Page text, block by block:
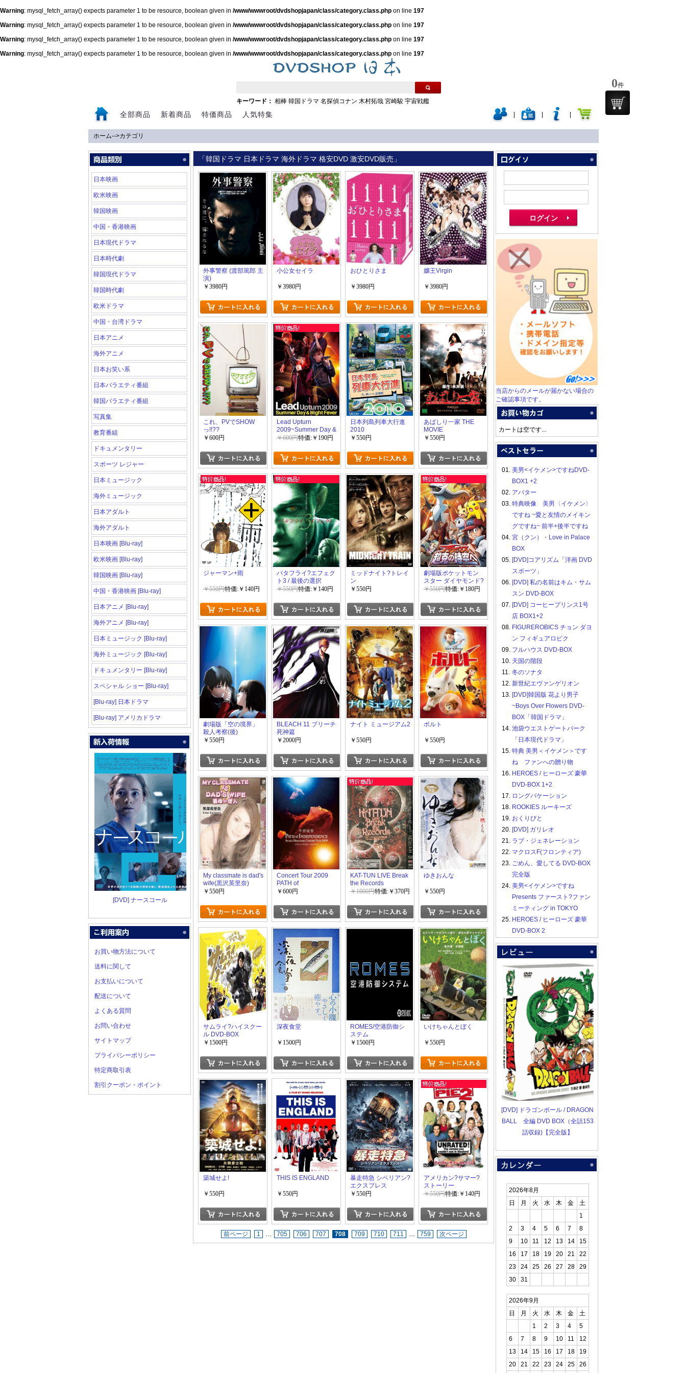
Warning: mysql_fetch_array() expects parameter 1 to be resource, boolean given in /www/wwwroot/dvdshopjapan/class/category.class.php on line 197
Warning: mysql_fetch_array() expects parameter 1 to be resource, boolean given in /www/wwwroot/dvdshopjapan/class/category.class.php on line 197
Warning: mysql_fetch_array() expects parameter 1 to be resource, boolean given in /www/wwwroot/dvdshopjapan/class/category.class.php on line 197
Warning: mysql_fetch_array() expects parameter 1 to be resource, boolean given in /www/wwwroot/dvdshopjapan/class/category.class.php on line 197
キーワード： 相棒 韓国ドラマ 名探偵コナン 木村拓哉 宮崎駿 宇宙戦艦
全部商品 新着商品 特価商品 人気特集
ホーム-->カテゴリ
日本映画
欧米映画
韓国映画
中国・香港映画
日本現代ドラマ
日本時代劇
韓国現代ドラマ
韓国時代劇
欧米ドラマ
中国・台湾ドラマ
日本アニメ
海外アニメ
日本お笑い系
日本バラエティ番組
韓国バラエティ番組
写真集
教育番組
ドキュメンタリー
スポーツ レジャー
日本ミュージック
海外ミュージック
日本アダルト
海外アダルト
日本映画 [Blu-ray]
欧米映画 [Blu-ray]
韓国映画 [Blu-ray]
中国・香港映画 [Blu-ray]
日本アニメ [Blu-ray]
海外アニメ [Blu-ray]
日本ミュージック [Blu-ray]
海外ミュージック [Blu-ray]
ドキュメンタリー [Blu-ray]
スペシャル ショー [Blu-ray]
[Blu-ray] 日本ドラマ
[Blu-ray] アメリカドラマ
[DVD] ナースコール
お買い物方法について
送料に関して
お支払いについて
配送について
よくある質問
お問い合わせ
サイトマップ
プライバシーポリシー
特定商取引表
割引クーポン・ポイント
「韓国ドラマ 日本ドラマ 海外ドラマ 格安DVD 激安DVD販売」
外事警察 (渡部篤郎 主
演)
￥3980円
小公女セイラ
￥3980円
おひとりさま
￥3980円
嬢王Virgin
￥3980円
これ、PVでSHOW
っ!!??
￥600円
Lead Upturn
2009~Summer Day &
Night Fever~
￥600円特価:￥190円
日本列島列車大行進
2010
￥550円
あばしり一家 THE
MOVIE
￥550円
ジャーマン+雨
￥550円特価:￥140円
バタフライ?エフェク
ト3 / 最後の選択
￥550円特価:￥140円
ミッドナイト?トレイ
ン
￥550円
劇場版ポケットモン
スター ダイヤモンド?
パール アルセウス 超
￥550円特価:￥180円
劇場版「空の境界」
殺人考察(後)
￥550円
BLEACH 11 ブリーチ
死神篇
￥2000円
ナイト ミュージアム2
￥550円
ボルト
￥550円
My classmate is dad's
wife(黒沢英里奈)
￥550円
Concert Tour 2009
PATH of
INDEPENDENCE at
￥600円
KAT-TUN LIVE Break
the Records
￥1000円特価:￥370円
ゆきおんな
￥550円
サムライ?ハイスクー
ル DVD-BOX
￥1500円
深夜食堂
￥1500円
ROMES/空港防御シ
ステム
￥1500円
いけちゃんとぼく
￥550円
築城せよ!
￥550円
THIS IS ENGLAND
￥550円
暴走特急 シベリアン?
エクスプレス
￥550円
アメリカン?サマー?
ストーリー
￥550円特価:￥140円
前ページ 1 … 705 706 707 708 709 710 711 … 759 次ページ
当店からのメールが届かない場合の
ご確認事項です。
カートは空です...
01. 美男<イケメン>ですねDVD-
BOX1 +2
02. アバター
03. 特典映像 美男〈イケメン〉
ですね ~愛と友情のメイキン
グですね~ 前半+後半ですね
04. 宮（クン）・Love in Palace
BOX
05. [DVD]コアリズム「洋画 DVD
スポーツ」
06. [DVD] 私の名前はキム・サム
スン DVD-BOX
07. [DVD] コーヒープリンス1号
店 BOX1+2
08. FIGUREROBICS チョン ダヨ
ン フィギュアロビク
09. フルハウス DVD-BOX
10. 天国の階段
11. 冬のソナタ
12. 新世紀エヴァンゲリオン
13. [DVD]韓国版 花より男子
~Boys Over Flowers DVD-
BOX「韓国ドラマ」
14. 池袋ウエストゲートパーク
「日本現代ドラマ」
15. 特典 美男＜イケメン＞です
ね ファンへの贈り物
16. HEROES / ヒーローズ 豪華
DVD-BOX 1+2
17. ロングバケーション
18. ROOKIES ルーキーズ
19. おくりびと
20. [DVD] ガリレオ
21. ラブ・ジェネレーション
22. マクロスF(フロンティア)
23. ごめん、愛してる DVD-BOX
完全版
24. 美男<イケメン>ですね
Presents ファースト?ファン
ミーティング in TOKYO
25. HEROES / ヒーローズ 豪華
DVD-BOX 2
[DVD] ドラゴンボール / DRAGON
BALL 全編 DVD BOX（全話153
話収録)【完全版】
2026年8月
日
月 火 水 木 金
土
1
2
3 4 5 6 7
8
9
10 11 12 13 14
15
16
17 18 19 20 21
22
23
24 25 26 27 28
29
30
31
2026年9月
日
月 火 水 木 金
土
1
2 3 4
5
6
7 8 9 10 11
12
13
14 15 16 17 18
19
20
21 22 23 24 25 26
0件